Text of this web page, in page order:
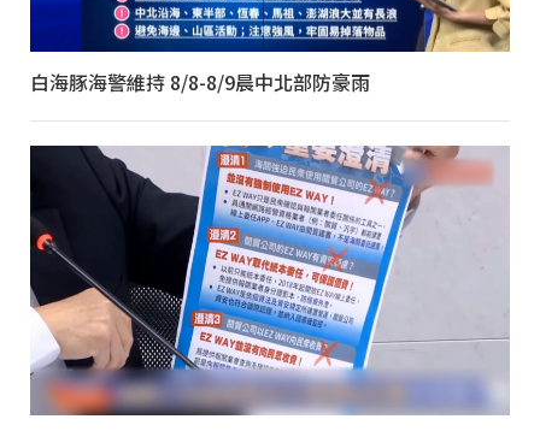
白海豚海警維持 8/8-8/9晨中北部防豪雨